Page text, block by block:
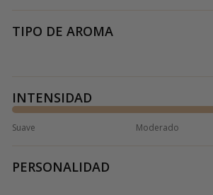
TIPO DE AROMA
INTENSIDAD
Suave Moderado
PERSONALIDAD